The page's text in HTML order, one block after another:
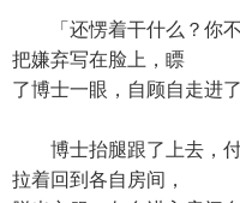
「还愣着干什么？你不
把嫌弃写在脸上，瞟
了博士一眼，自顾自走进
博士抬腿跟了上去，付
拉着回到各自房间，